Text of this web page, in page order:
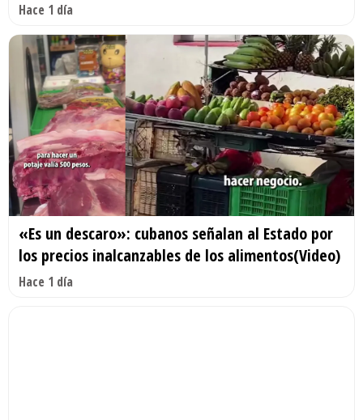
Hace 1 día
«Es un descaro»: cubanos señalan al Estado por
los precios inalcanzables de los alimentos(Video)
Hace 1 día